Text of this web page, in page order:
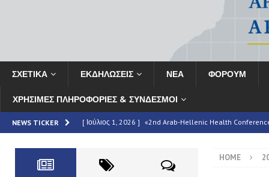
ΣΧΕΤΙΚΑ ΕΚΔΗΛΩΣΕΙΣ ΝΕΑ ΦΟΡΟΥΜ
ΧΡΗΣΙΜΕΣ ΠΛΗΡΟΦΟΡΙΕΣ & ΣΥΝΔΕΣΜΟΙ
NEWS TICKER [ Ιούλιος 1, 2026 ] «2nd Arab-Hellenic Health
[ Ιούνιος 16, 2026 ] ΣΥΝΟΠΤΙΚΗ ΕΚΘΕΣΗ: Το «2ο Αραβο-
HOME